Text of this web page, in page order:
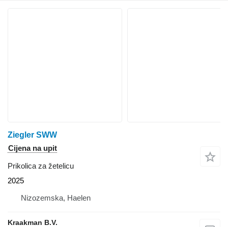
Ziegler SWW
Cijena na upit
Prikolica za žetelicu
2025
Nizozemska, Haelen
Kraakman B.V.